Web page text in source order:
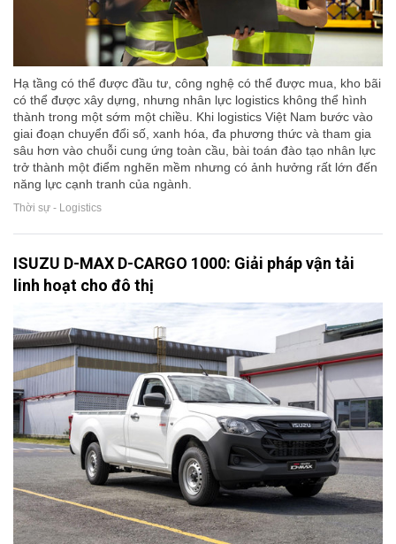
Hạ tầng có thể được đầu tư, công nghệ có thể được mua, kho bãi
có thể được xây dựng, nhưng nhân lực logistics không thể hình
thành trong một sớm một chiều. Khi logistics Việt Nam bước vào
giai đoạn chuyển đổi số, xanh hóa, đa phương thức và tham gia
sâu hơn vào chuỗi cung ứng toàn cầu, bài toán đào tạo nhân lực
trở thành một điểm nghẽn mềm nhưng có ảnh hưởng rất lớn đến
năng lực cạnh tranh của ngành.
Thời sự - Logistics
ISUZU D-MAX D-CARGO 1000: Giải pháp vận tải
linh hoạt cho đô thị